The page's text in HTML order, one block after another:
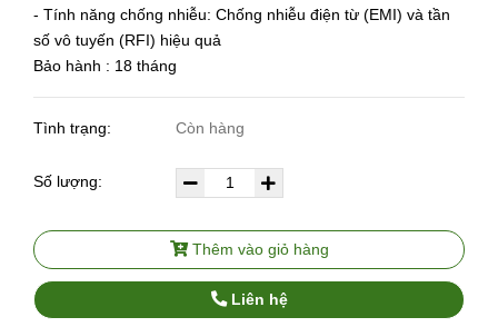
- Tính năng chống nhiễu: Chống nhiễu điện từ (EMI) và tần
số vô tuyến (RFI) hiệu quả
Bảo hành : 18 tháng
Tình trạng: Còn hàng
Số lượng:
Thêm vào giỏ hàng
Liên hệ